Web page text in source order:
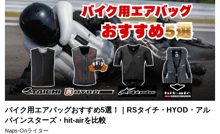
バイク用エアバッグおすすめ5選！｜RSタイチ・HYOD・アル
パインスターズ・hit-airを比較
Naps-Onライター